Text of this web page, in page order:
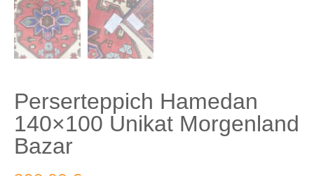
Perserteppich Hamedan
140×100 Unikat Morgenland
Bazar